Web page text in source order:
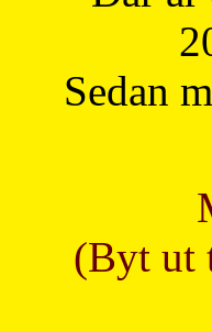
Sedan
(Byt ut